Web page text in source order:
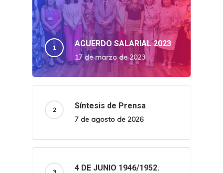
ACUERDO SALARIAL 2023
17 de marzo de 2023
Síntesis de Prensa
7 de agosto de 2026
4 DE JUNIO 1946/1952.